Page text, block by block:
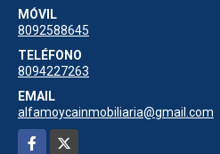
MÓVIL
8092588645
TELÉFONO
8094227263
EMAIL
alfamoycainmobiliaria@gmail.com
Facebook